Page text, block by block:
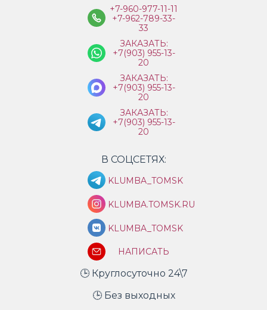
+7-960-977-11-11
+7-962-789-33-
33
ЗАКАЗАТЬ:
+7(903) 955-13-
20
ЗАКАЗАТЬ:
+7(903) 955-13-
20
ЗАКАЗАТЬ:
+7(903) 955-13-
20
В СОЦСЕТЯХ:
KLUMBA_TOMSK
KLUMBA.TOMSK.RU
KLUMBA_TOMSK
НАПИСАТЬ
🕒 Круглосуточно 24\7
🕒 Без выходных